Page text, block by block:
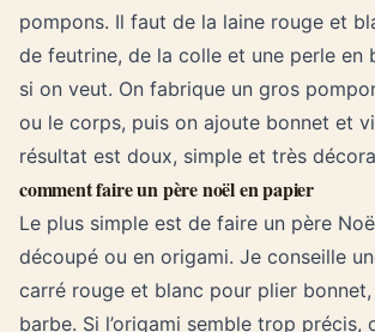
pompons. Il faut de la laine rouge et
de feutrine, de la colle et une perle en
si on veut. On fabrique un gros
ou le corps, puis on ajoute bonnet et
résultat est doux, simple et très
comment faire un père noël en papier
Le plus simple est de faire un père
découpé ou en origami. Je conseille
carré rouge et blanc pour plier
barbe. Si l’origami semble trop précis,